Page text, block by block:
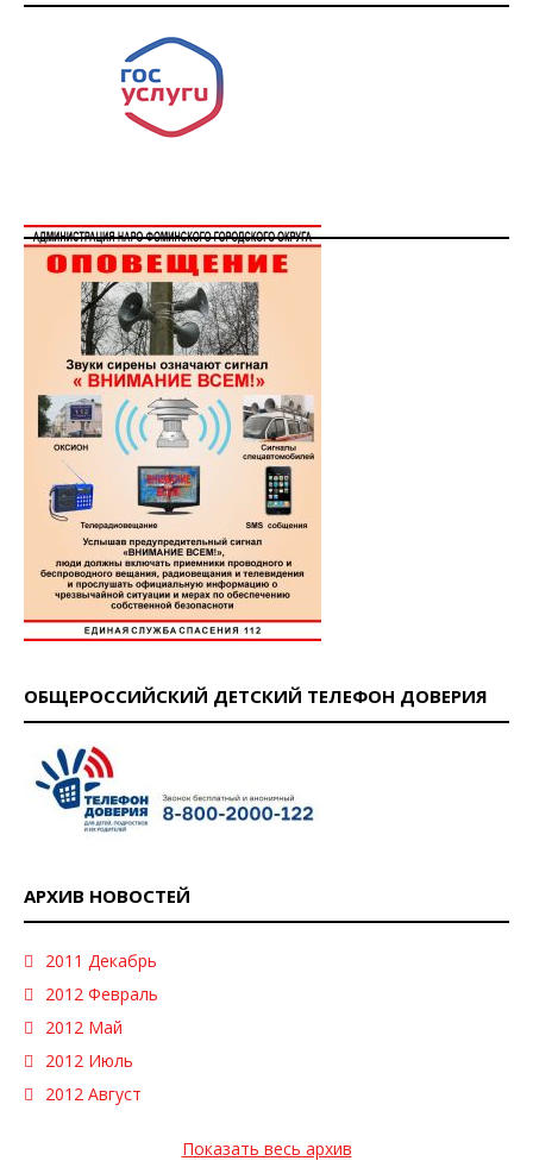
ОБЩЕРОССИЙСКИЙ ДЕТСКИЙ ТЕЛЕФОН ДОВЕРИЯ
АРХИВ НОВОСТЕЙ
2011 Декабрь
2012 Февраль
2012 Май
2012 Июль
2012 Август
Показать весь архив